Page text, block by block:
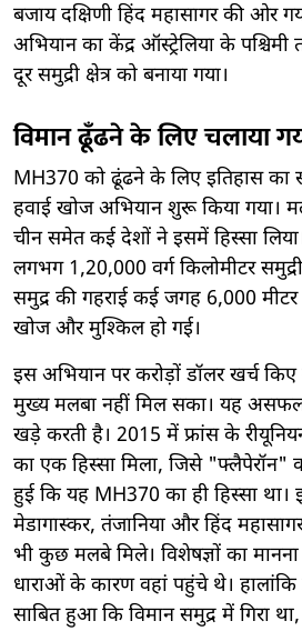
बजाय दक्षिणी हिंद महासागर की ओर
अभियान का केंद्र ऑस्ट्रेलिया के पश्चिमी
दूर समुद्री क्षेत्र को बनाया गया।
विमान ढूँढने के लिए चलाया
MH370 को ढूंढने के लिए इतिहास का
हवाई खोज अभियान शुरू किया गया।
चीन समेत कई देशों ने इसमें हिस्सा
लगभग 1,20,000 वर्ग किलोमीटर समुद्री
समुद्र की गहराई कई जगह 6,000
खोज और मुश्किल हो गई।
इस अभियान पर करोड़ों डॉलर खर्च
मुख्य मलबा नहीं मिल सका। यह
खड़े करती है। 2015 में फ्रांस के
का एक हिस्सा मिला, जिसे "फ्लैपेरॉन"
हुई कि यह MH370 का ही हिस्सा था।
मेडागास्कर, तंजानिया और हिंद
भी कुछ मलबे मिले। विशेषज्ञों का
धाराओं के कारण वहां पहुंचे थे।
साबित हुआ कि विमान समुद्र में गिरा